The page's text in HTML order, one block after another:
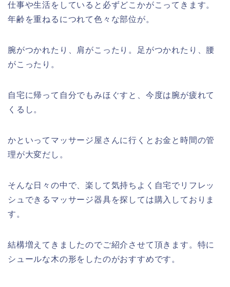
仕事や生活をしていると必ずどこかがこってきます。
年齢を重ねるにつれて色々な部位が。
腕がつかれたり、肩がこったり。足がつかれたり、腰
がこったり。
自宅に帰って自分でもみほぐすと、今度は腕が疲れて
くるし。
かといってマッサージ屋さんに行くとお金と時間の管
理が大変だし。
そんな日々の中で、楽して気持ちよく自宅でリフレッ
シュできるマッサージ器具を探しては購入しておりま
す。
結構増えてきましたのでご紹介させて頂きます。特に
シュールな木の形をしたのがおすすめです。